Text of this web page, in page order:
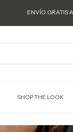
ENVÍO GRATIS A TODO
SHOP THE LOOK